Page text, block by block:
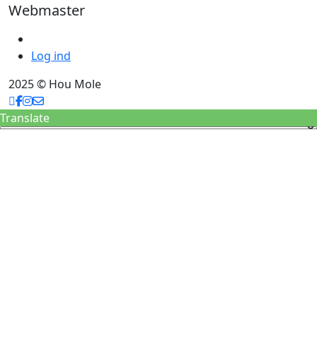
Webmaster
Log ind
2025 © Hou Mole
Translate